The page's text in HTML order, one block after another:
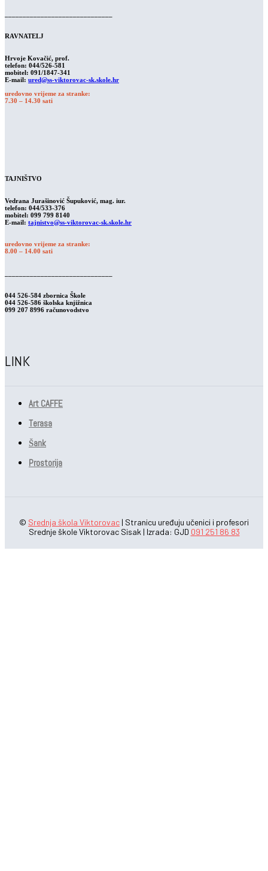
RAVNATELJ
Hrvoje Kovačić, prof.
telefon: 044/526-581
mobitel: 091/1847-341
E-mail: ured@ss-viktorovac-sk.skole.hr
uredovno vrijeme za stranke:
7.30 – 14.30 sati
TAJNIŠTVO
Vedrana Jurašinović Šupuković, mag. iur.
telefon: 044/533-376
mobitel: 099 799 8140
E-mail: tajnistvo@ss-viktorovac-sk.skole.hr
uredovno vrijeme za stranke:
8.00 – 14.00 sati
044 526-584 zbornica Škole
044 526-586 školska knjižnica
099 207 8996 računovodstvo
LINK
Art CAFFE
Terasa
Šank
Prostorija
© Srednja škola Viktorovac | Stranicu uređuju učenici i profesori
Srednje škole Viktorovac Sisak | Izrada: GJD 091 251 86 83